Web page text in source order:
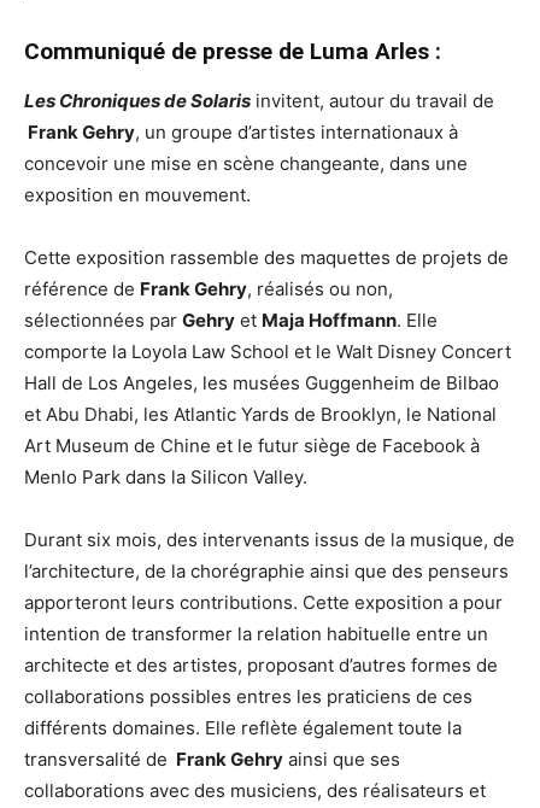
Communiqué de presse de Luma Arles :
Les Chroniques de Solaris invitent, autour du travail de
Frank Gehry, un groupe d’artistes internationaux à
concevoir une mise en scène changeante, dans une
exposition en mouvement.
Cette exposition rassemble des maquettes de projets de
référence de Frank Gehry, réalisés ou non,
sélectionnées par Gehry et Maja Hoffmann. Elle
comporte la Loyola Law School et le Walt Disney Concert
Hall de Los Angeles, les musées Guggenheim de Bilbao
et Abu Dhabi, les Atlantic Yards de Brooklyn, le National
Art Museum de Chine et le futur siège de Facebook à
Menlo Park dans la Silicon Valley.
Durant six mois, des intervenants issus de la musique, de
l’architecture, de la chorégraphie ainsi que des penseurs
apporteront leurs contributions. Cette exposition a pour
intention de transformer la relation habituelle entre un
architecte et des artistes, proposant d’autres formes de
collaborations possibles entres les praticiens de ces
différents domaines. Elle reflète également toute la
transversalité de Frank Gehry ainsi que ses
collaborations avec des musiciens, des réalisateurs et